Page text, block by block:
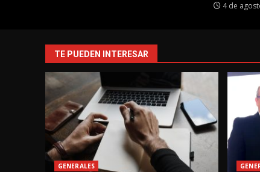
4 de
TE PUEDEN INTERESAR
GENERALES